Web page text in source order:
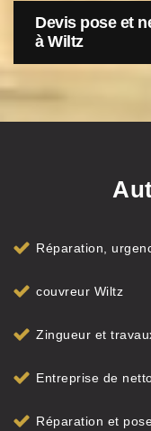
Devis pose et
à Wiltz
Réparation,
couvreur Wiltz
Zingueur et
Entreprise de
Réparation et